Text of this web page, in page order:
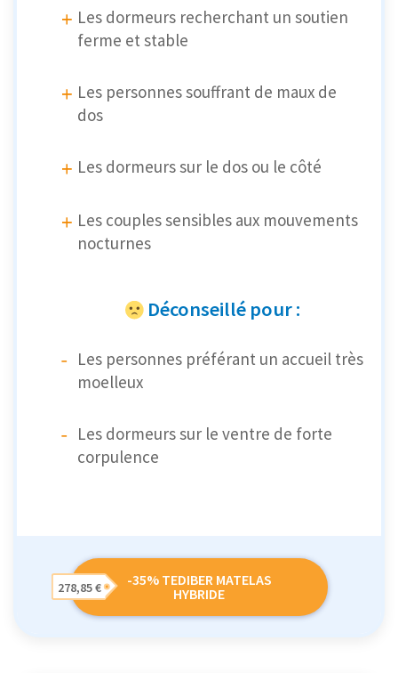
Les dormeurs recherchant un soutien
ferme et stable
Les personnes souffrant de maux de
dos
Les dormeurs sur le dos ou le côté
Les couples sensibles aux mouvements
nocturnes
Déconseillé pour :
Les personnes préférant un accueil très
moelleux
Les dormeurs sur le ventre de forte
corpulence
-35% TEDIBER MATELAS
HYBRIDE
278,85 €